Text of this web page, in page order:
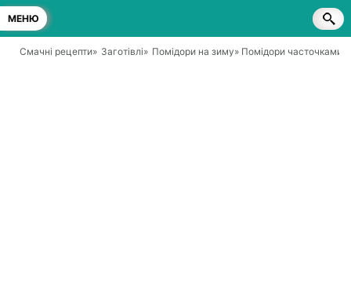
МЕНЮ
Смачні рецепти» Заготівлі» Помідори на зиму» Помідори часточками